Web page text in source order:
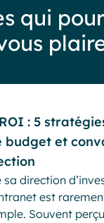
qui
: 5
budget et
sa direction
est
Souvent